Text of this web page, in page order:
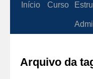
Início Curso
Arquivo da